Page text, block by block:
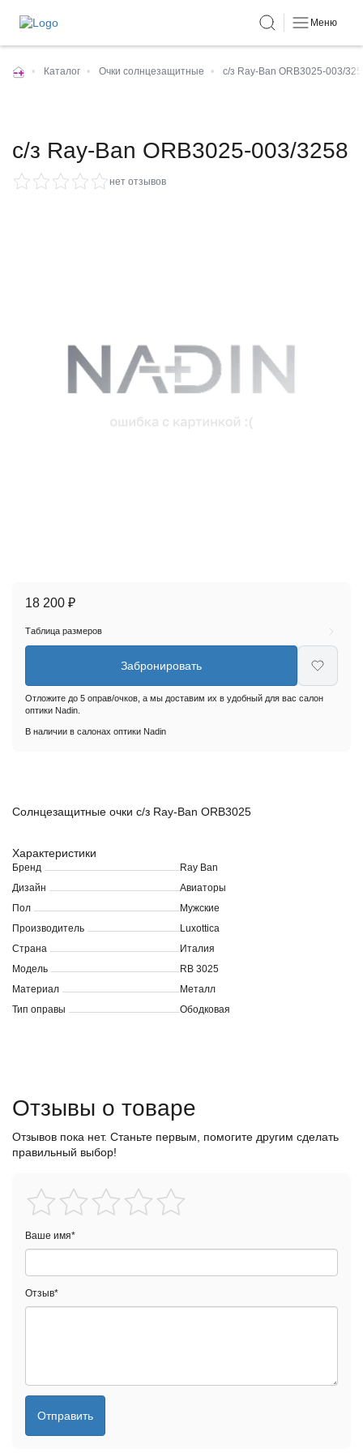
Меню
• Каталог • Очки солнцезащитные • с/з Ray-Ban ORB3025-003/
с/з Ray-Ban ORB3025-003/3258
нет отзывов
Солнцезащитные очки с/з Ray-Ban ORB3025
Характеристики
Бренд
Ray Ban
Дизайн
Авиаторы
Пол
Мужские
Производитель
Luxottica
Страна
Италия
Модель
RB 3025
Материал
Металл
Тип оправы
Ободковая
18 200 ₽
Таблица размеров
Забронировать
Отложите до 5 оправ/очков, а мы доставим их в удобный для вас салон
оптики Nadin.
В наличии в салонах оптики Nadin
Отзывы о товаре
Отзывов пока нет. Станьте первым, помогите другим сделать
правильный выбор!
Ваше имя*
Отзыв*
Отправить